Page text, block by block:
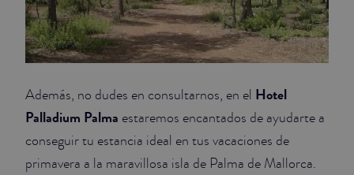
Además, no dudes en consultarnos, en el Hotel
Palladium Palma estaremos encantados de ayudarte a
conseguir tu estancia ideal en tus vacaciones de
primavera a la maravillosa isla de Palma de Mallorca.